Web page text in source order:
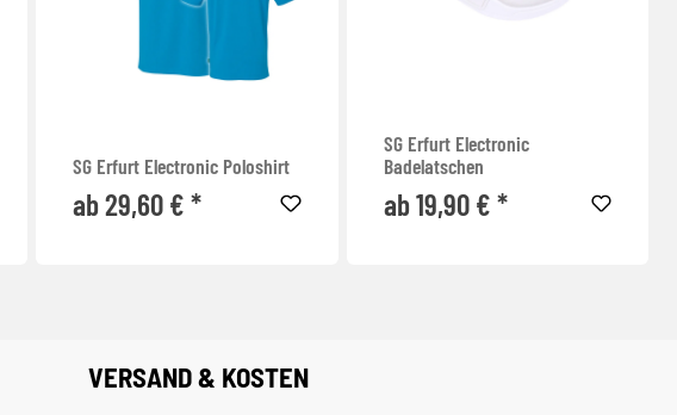
SG Erfurt Electronic Poloshirt
ab 29,60 € *
SG Erfurt Electronic
Badelatschen
ab 19,90 € *
VERSAND & KOSTEN